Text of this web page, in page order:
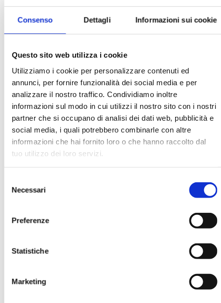
Consenso Dettagli Informazioni sui cookie
Questo sito web utilizza i cookie
Utilizziamo i cookie per personalizzare contenuti ed
annunci, per fornire funzionalità dei social media e per
analizzare il nostro traffico. Condividiamo inoltre
informazioni sul modo in cui utilizzi il nostro sito con i nostri
partner che si occupano di analisi dei dati web, pubblicità e
social media, i quali potrebbero combinarle con altre
informazioni che hai fornito loro o che hanno raccolto dal
tuo utilizzo dei loro servizi.
delNecessari
Preferenze
Statistiche
Marketing
BANCARIA N. 10/2020
MOSTRA